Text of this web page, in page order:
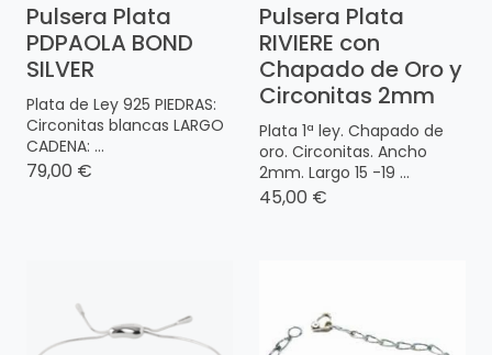
Pulsera Plata
PDPAOLA BOND
SILVER
Plata de Ley 925 PIEDRAS:
Circonitas blancas LARGO
CADENA: ...
79,00 €
Pulsera Plata
RIVIERE con
Chapado de Oro y
Circonitas 2mm
Plata 1ª ley. Chapado de
oro. Circonitas. Ancho
2mm. Largo 15 -19 ...
45,00 €